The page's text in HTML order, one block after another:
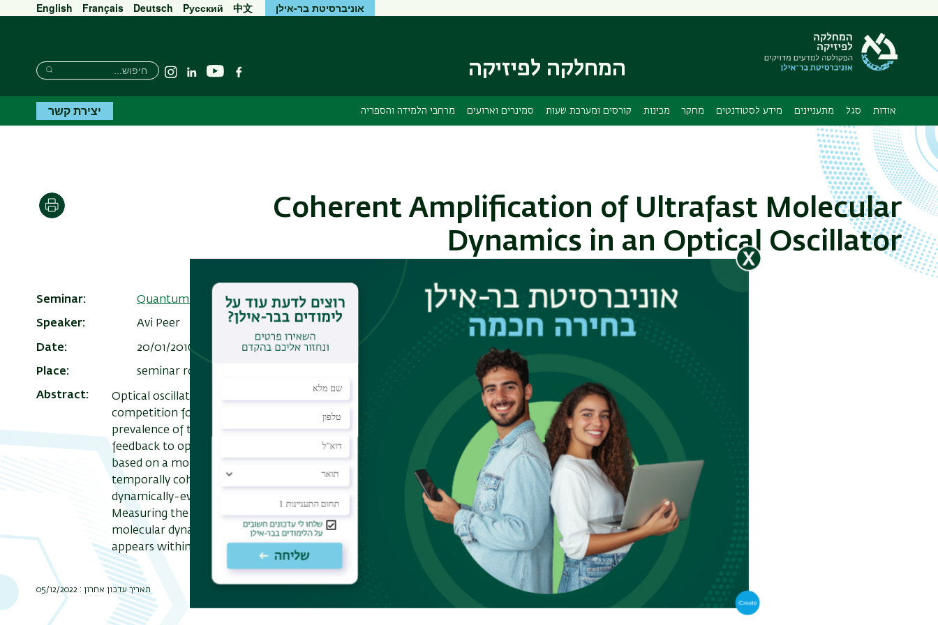
תפריט
משני
אוניברסיטת בר-אילן English Français Deutsch Pусский 中文
המחלקה לפיזיקה פייסבוקיוטיוב Linkedin
Instagram
חיפוש
חיפוש
חיפוש
אודות סגל מתעניינים מידע לסטודנטים מחקר מכינות קורסים ומערכת שעות סמינרים וארועים מרחבי הלמידה והספריה יצירת קשר
Coherent Amplification of Ultrafast Molecular
Dynamics in an Optical Oscillator
הדפסה
Seminar Quantum Optics Resnick seminar
Speaker Avi Peer
Date 20/01/2016 , 14:00 Add to Calendar
Place seminar room on the 9th floor of the Nano-center
Abstract
Optical oscillators present a powerful optimization mechanism. The inherent
competition for the gain resources between possible modes of oscillation entails the
prevalence of the most efficient single mode. We harness this 'ultrafast' coherent
feedback to optimize an optical field in time, and show that when an optical oscillator
based on a molecular gain medium is synchronously-pumped by ultrashort pulses, a
temporally coherent multimode field can develop that optimally dumps a general,
dynamically-evolving vibrational wave-packet, into a single vibrational target state.
Measuring the emitted field opens a new window to visualization and control of fast
molecular dynamics. The realization of such a coherent oscillator with hot alkali dimers
appears within experimental reach.
תאריך עדכון אחרון : 05/12/2022